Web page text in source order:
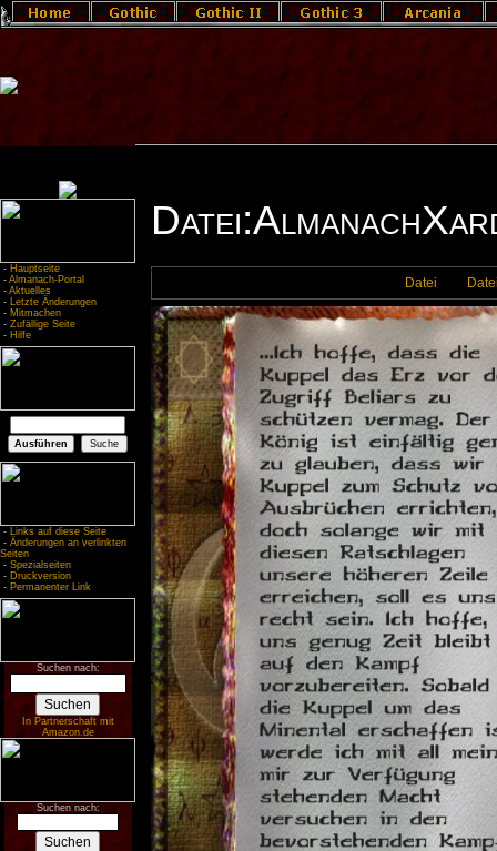
- Hauptseite
- Almanach-Portal
- Aktuelles
- Letzte Änderungen
- Mitmachen
- Zufällige Seite
- Hilfe
- Links auf diese Seite
- Änderungen an verlinkten
Seiten
- Spezialseiten
- Druckversion
- Permanenter Link
Suchen nach:
In Partnerschaft mit
Amazon.de
Suchen nach:
Datei